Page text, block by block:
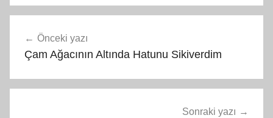
gezinmesi
Önceki yazı
Çam Ağacının Altında Hatunu Sikiverdim
Sonraki yazı